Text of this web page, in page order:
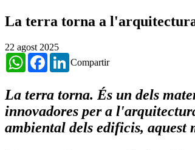
La terra torna a
22 agost 2025
Compartir
WhatsAppFacebookLinkedIn
La terra torna. És un dels
innovadores per a
ambiental dels edificis,